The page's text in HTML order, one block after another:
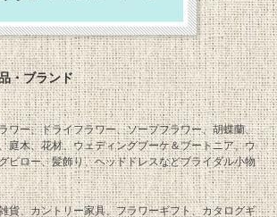
・ブランド
ワー、ドライフラワー、ソープフラワー、胡蝶蘭、
庭木、花材、ウェディングブーケ＆ブートニア、ウ
ピロー、髪飾り、ヘッドドレスなどブライダル小物
貨、カントリー家具、フラワーギフト、カタログギ